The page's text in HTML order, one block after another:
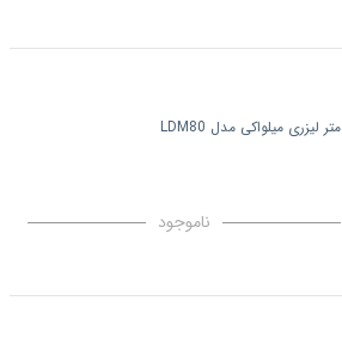
متر لیزری میلواکی مدل LDM80
ناموجود